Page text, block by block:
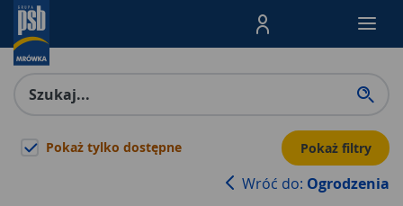
Menu Produktów,
Pokaż tylko dostępne Pokaż filtry
Wróć do: Ogrodzenia